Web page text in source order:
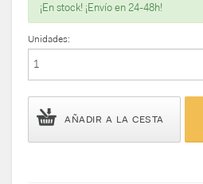
¡En stock! ¡Envío en 24-48h!
Unidades:
AÑADIR A LA CESTA